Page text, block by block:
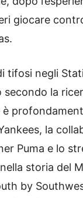
giocare
tifosi negli
la
la
Puma e lo
storia del
by